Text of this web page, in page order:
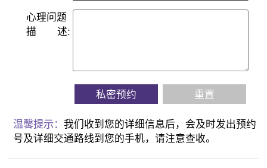
心理问题
描
述:
私密预约 重置
温馨提示：我们收到您的详细信息后，会及时发出预约
号及详细交通路线到您的手机，请注意查收。